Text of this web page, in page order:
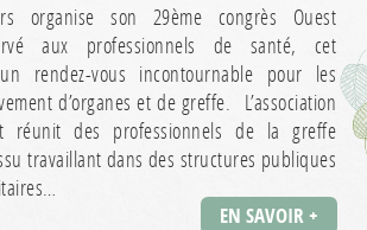
organise son 29ème congrès Ouest
aux professionnels de santé, cet
rendez-vous incontournable pour les
d’organes et de greffe. L’association
réunit des professionnels de la greffe
travaillant dans des structures publiques
EN SAVOIR +